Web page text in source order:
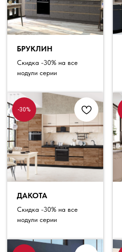
БРУКЛИН
Скидка -30% на все
модули серии
-30%
ДАКОТА
Скидка -30% на все
модули серии